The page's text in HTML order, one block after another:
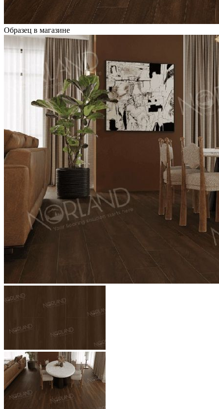
Образец в магазине